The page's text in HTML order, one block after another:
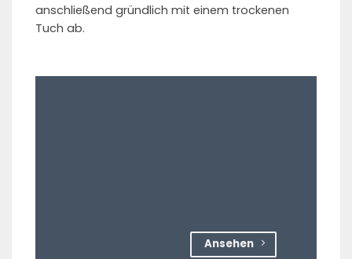
anschließend gründlich mit einem trockenen
Tuch ab.
Ansehen